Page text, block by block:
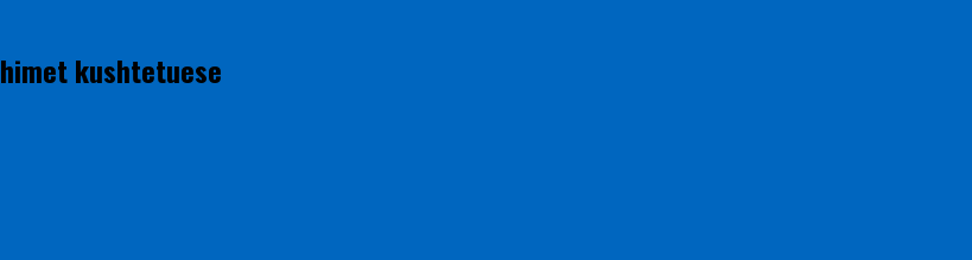
kushtetuese